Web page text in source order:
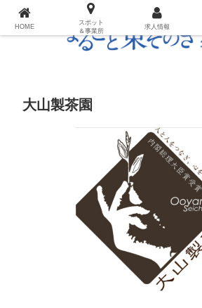
長崎県・東彼杵町のプレイス・求
大山製茶園
HOME
スポット
＆事業所
求人情報